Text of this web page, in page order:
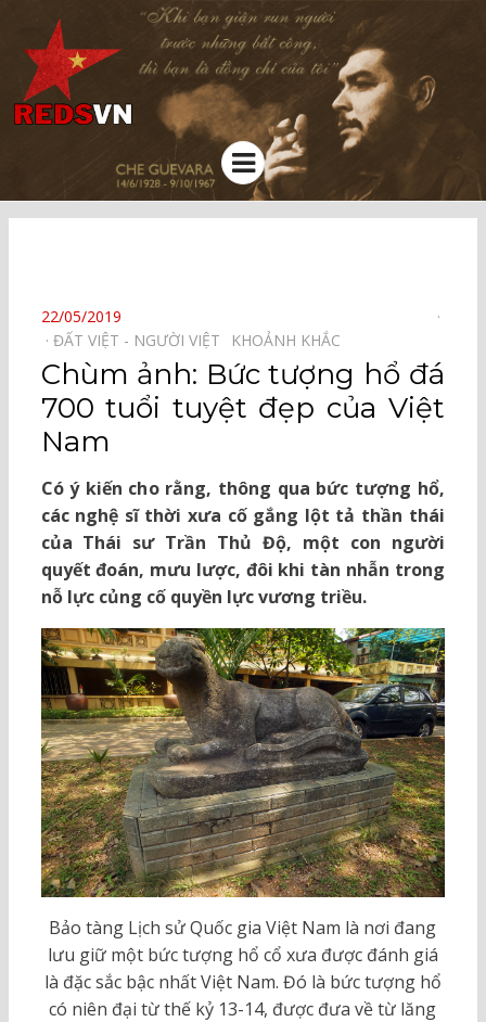
Kênh chia sẻ tri thức cộng đồng
Menu
POSTED
ON
22/05/2019
ĐẤT VIỆT - NGƯỜI VIỆT⠀
KHOẢNH KHẮC⠀
Chùm ảnh: Bức tượng hổ đá
700 tuổi tuyệt đẹp của Việt
Nam
Có ý kiến cho rằng, thông qua bức tượng hổ,
các nghệ sĩ thời xưa cố gắng lột tả thần thái
của Thái sư Trần Thủ Độ, một con người
quyết đoán, mưu lược, đôi khi tàn nhẫn trong
nỗ lực củng cố quyền lực vương triều.
Bảo tàng Lịch sử Quốc gia Việt Nam là nơi đang
lưu giữ một bức tượng hổ cổ xưa được đánh giá
là đặc sắc bậc nhất Việt Nam. Đó là bức tượng hổ
có niên đại từ thế kỷ 13-14, được đưa về từ lăng